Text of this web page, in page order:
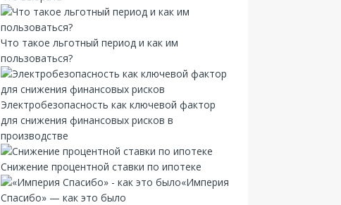
Что такое льготный период и как им
пользоваться?
Электробезопасность как ключевой фактор
для снижения финансовых рисков в
производстве
Снижение процентной ставки по ипотеке
«Империя
Спасибо» — как это было